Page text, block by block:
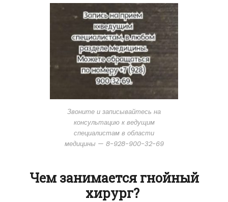
Звоните и записывайтесь на
консультацию к ведущим
специалистам в области
медицины — 8-928-900-32-69
Чем занимается гнойный
хирург?